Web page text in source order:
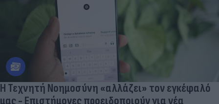
Η Τεχνητή Νοημοσύνη «αλλάζει» τον εγκέφαλό
μας - Eπιστήμονες προειδοποιούν για νέα